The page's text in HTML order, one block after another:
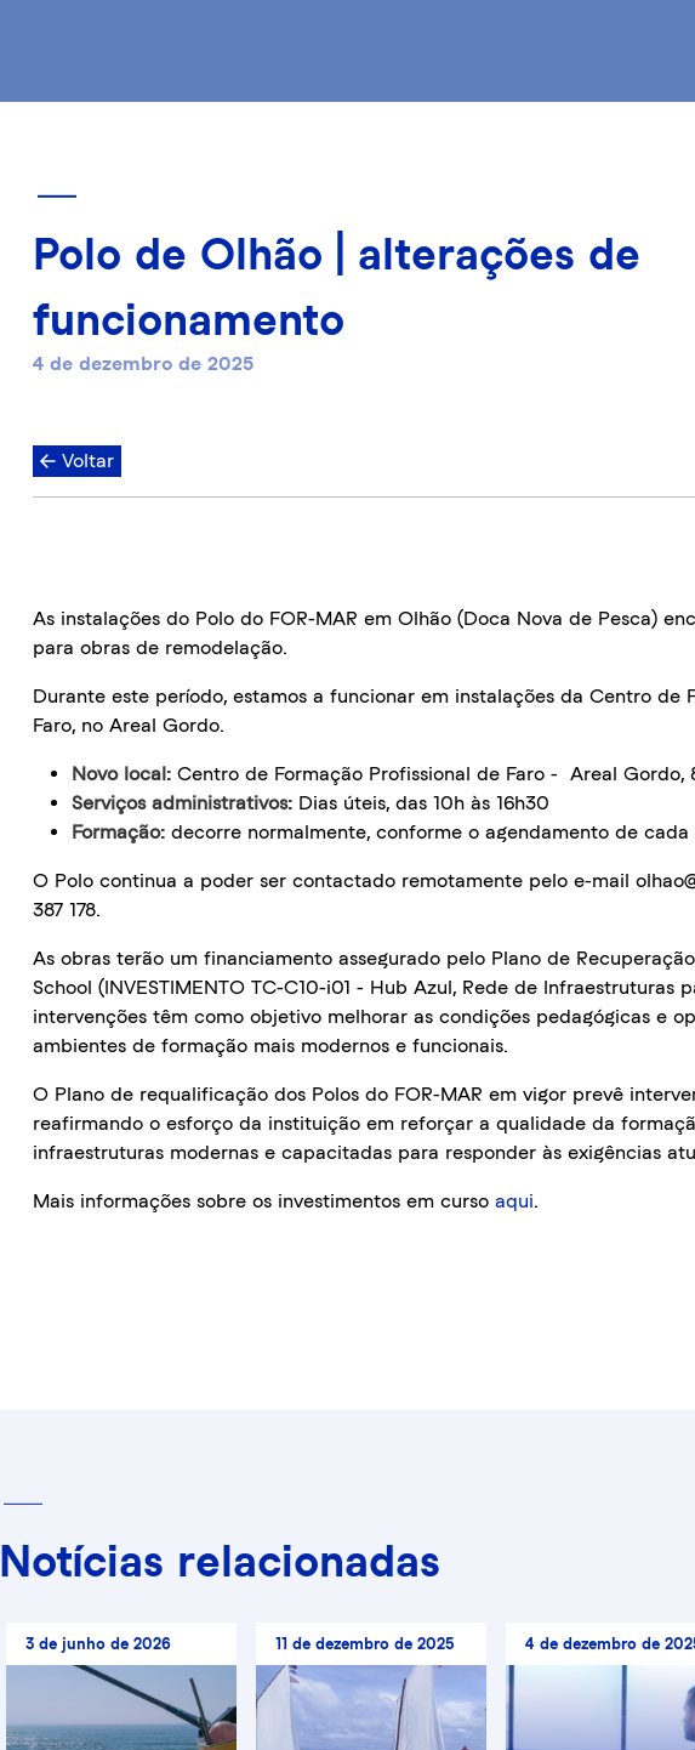
Polo de Olhão | alterações de
funcionamento
4 de dezembro de 2025
Voltar
As instalações do Polo do FOR-MAR em Olhão (Doca Nova de Pesca)
para obras de remodelação.
Durante este período, estamos a funcionar em instalações da Centro de
Faro, no Areal Gordo.
Novo local: Centro de Formação Profissional de Faro - Areal Gordo,
Serviços administrativos: Dias úteis, das 10h às 16h30
Formação: decorre normalmente, conforme o agendamento de cada
O Polo continua a poder ser contactado remotamente pelo e-mail
387 178.
As obras terão um financiamento assegurado pelo Plano de
School (INVESTIMENTO TC-C10-i01 - Hub Azul, Rede de Infraestruturas
intervenções têm como objetivo melhorar as condições pedagógicas e
ambientes de formação mais modernos e funcionais.
O Plano de requalificação dos Polos do FOR-MAR em vigor prevê
reafirmando o esforço da instituição em reforçar a qualidade da
infraestruturas modernas e capacitadas para responder às exigências
Mais informações sobre os investimentos em curso aqui.
Notícias relacionadas
3 de junho de 2026 11 de dezembro de 2025 4 de dezembro de